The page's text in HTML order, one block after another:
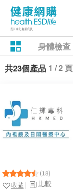
身體檢查
共23個產品 1 / 2 頁
(18)
比較
收藏